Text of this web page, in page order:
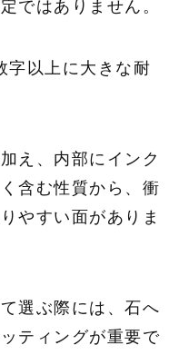
ではありません。
字以上に大きな耐
え、内部にインク
含む性質から、衝
やすい面がありま
選ぶ際には、石へ
ティングが重要で